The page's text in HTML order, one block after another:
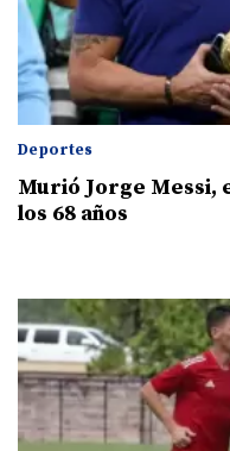
Deportes
Murió Jorge Messi,
los 68 años